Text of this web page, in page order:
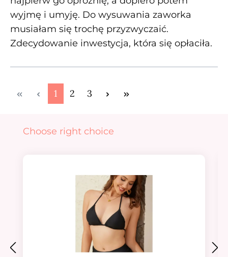
wyjmę i umyję. Do wysuwania zaworka
musiałam się trochę przyzwyczaić.
Zdecydowanie inwestycja, która się opłaciła.
Strona
1 Strona
2 Strona
3
Pomiń galerię produktów
Choose right choice